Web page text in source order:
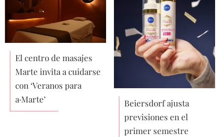
El centro de masajes
Marte invita a cuidarse
con ‘Veranos para
a·Marte’
Beiersdorf ajusta
previsiones en el
primer semestre